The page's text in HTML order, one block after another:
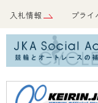
入札情報 プライ